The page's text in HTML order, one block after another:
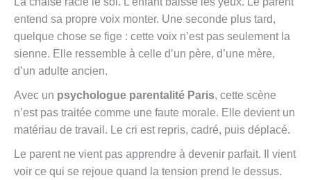
entend sa propre voix monter. Une seconde plus tard,
quelque chose se fige : cette voix n’est pas seulement la
sienne. Elle ressemble à celle d’un père, d’une mère,
d’un adulte ancien.
Avec un psychologue parentalité Paris, cette scène
n’est pas traitée comme une faute morale. Elle devient un
matériau de travail. Le cri est repris, cadré, puis déplacé.
Le parent ne vient pas apprendre à devenir parfait. Il vient
voir ce qui se rejoue quand la tension prend le dessus.